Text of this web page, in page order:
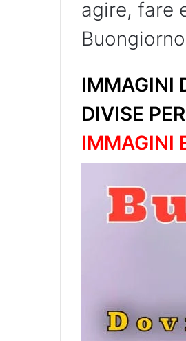
agire, fare
Buongiorno
IMMAGINI
DIVISE
IMMAGINI